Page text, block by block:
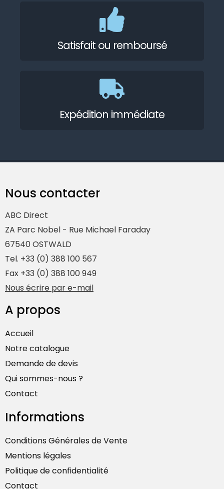
Satisfait ou remboursé
Expédition immédiate
Nous contacter
ABC Direct
ZA Parc Nobel - Rue Michael Faraday
67540 OSTWALD
Tel. +33 (0) 388 100 567
Fax +33 (0) 388 100 949
Nous écrire par e-mail
A propos
Accueil
Notre catalogue
Demande de devis
Qui sommes-nous ?
Contact
Informations
Conditions Générales de Vente
Mentions légales
Politique de confidentialité
Contact